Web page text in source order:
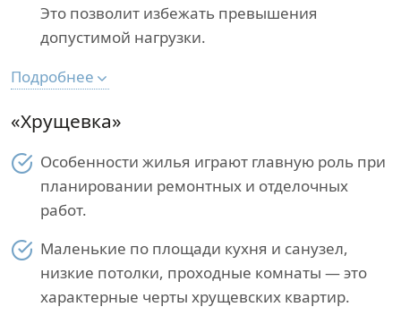
Это позволит избежать превышения
допустимой нагрузки.
Подробнее
«Хрущевка»
Особенности жилья играют главную роль при
планировании ремонтных и отделочных
работ.
Маленькие по площади кухня и санузел,
низкие потолки, проходные комнаты — это
характерные черты хрущевских квартир.